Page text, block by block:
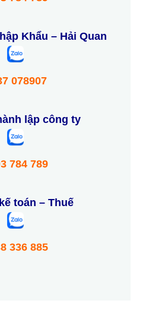
Khẩu – Hải Quan
078907
lập công ty
784 789
toán – Thuế
336 885